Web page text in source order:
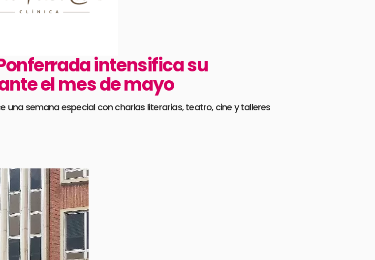
intensifica su
el mes de mayo
una semana especial con charlas literarias, teatro, cine y talleres